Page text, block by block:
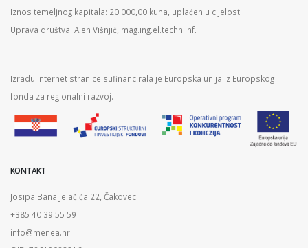
Iznos temeljnog kapitala: 20.000,00 kuna, uplaćen u cijelosti
Uprava društva: Alen Višnjić, mag.ing.el.techn.inf.
Izradu Internet stranice sufinancirala je Europska unija iz Europskog
fonda za regionalni razvoj.
KONTAKT
Josipa Bana Jelačića 22, Čakovec
+385 40 39 55 59
info@menea.hr